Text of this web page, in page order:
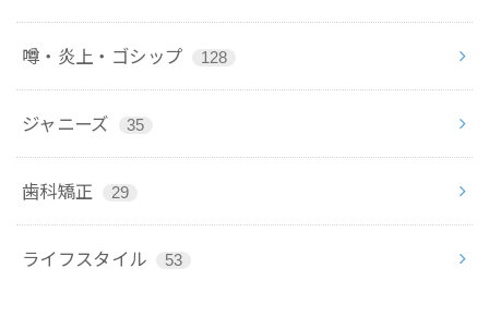
噂・炎上・ゴシップ 128
ジャニーズ 35
歯科矯正 29
ライフスタイル 53